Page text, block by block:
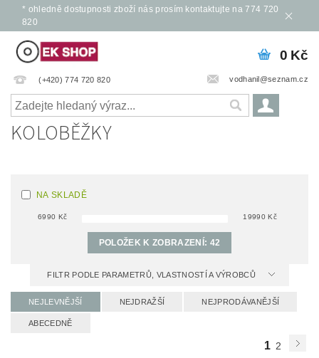
* ohledně dostupnosti zboží nás prosím kontaktujte na 774 720
820
(+420) 774 720 820 vodhanil@seznam.cz
0 Kč
KOLOBĚŽKY
NA SKLADĚ
6990 Kč 19990Kč
POLOŽEK K ZOBRAZENÍ: 42
FILTR PODLE PARAMETRŮ, VLASTNOSTÍ A VÝROBCŮ
NEJLEVNĚJŠÍ NEJDRAŽŠÍ NEJPRODÁVANĚJŠÍ
ABECEDNĚ
1 2